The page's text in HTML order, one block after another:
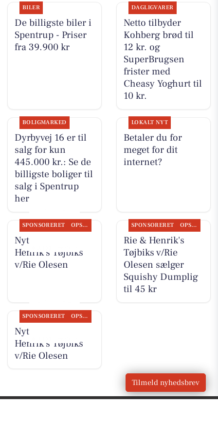
BILER
De billigste biler i
Spentrup - Priser
fra 39.900 kr
DAGLIGVARER
Netto tilbyder
Kohberg brød til
12 kr. og
SuperBrugsen
frister med
Cheasy Yoghurt til
10 kr.
BOLIGMARKED
Dyrbyvej 16 er til
salg for kun
445.000 kr.: Se de
billigste boliger til
salg i Spentrup
her
LOKALT NYT
Betaler du for
meget for dit
internet?
SPONSORERET OPSLAGSTAVLEN
Nyt fra Rie &
Henrik's Tøjbiks
v/Rie Olesen
SPONSORERET OPSLAGSTAVLEN
Rie & Henrik's
Tøjbiks v/Rie
Olesen sælger
Squishy Dumplig
til 45 kr
SPONSORERET OPSLAGSTAVLEN
Nyt fra Rie &
Henrik's Tøjbiks
v/Rie Olesen
Tilmeld nyhedsbrev